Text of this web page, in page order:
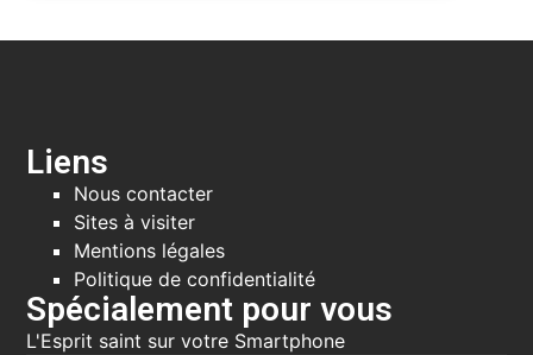
Liens
Nous contacter
Sites à visiter
Mentions légales
Politique de confidentialité
Spécialement pour vous
L'Esprit saint sur votre Smartphone